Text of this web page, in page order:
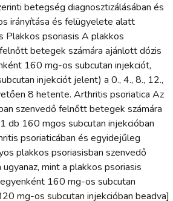
betegség diagnosztizálásában és
irányítása és felügyelete alatt
Plakkos psoriasis A plakkos
betegek számára ajánlott dózis
160 mg-os subcutan injekciót,
injekciót jelent) a 0., 4., 8., 12.,
8 hetente. Arthritis psoriatica Az
szenvedő felnőtt betegek számára
db 160 mgos subcutan injekcióban
psoriaticában és egyidejűleg
plakkos psoriasisban szenvedő
mint a plakkos psoriasis
160 mg-os subcutan
mg-os subcutan injekcióban beadva]